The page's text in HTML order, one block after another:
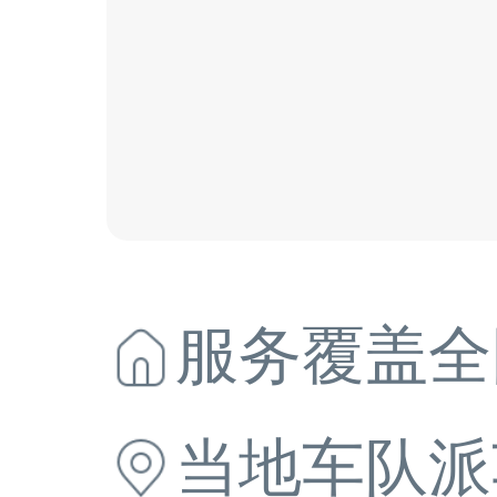
服务覆盖
当地车队